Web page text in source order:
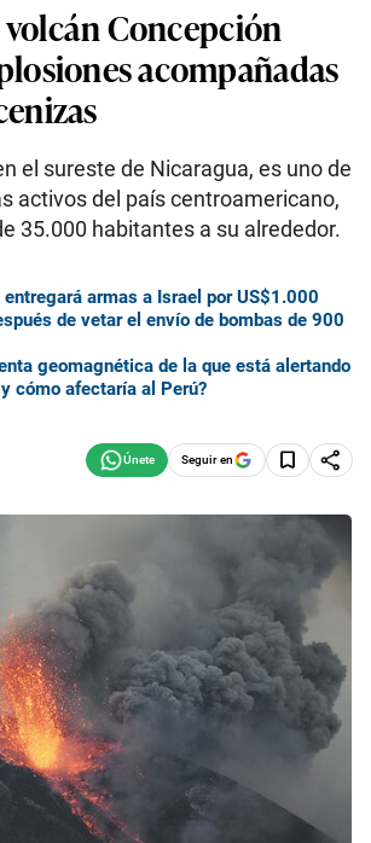
Concepción
acompañadas
el sureste de Nicaragua, es uno de
activos del país centroamericano,
35.000 habitantes a su alrededor.
entregará armas a Israel por US$1.000
de vetar el envío de bombas de 900
geomagnética de la que está alertando
cómo afectaría al Perú?
Seguir en